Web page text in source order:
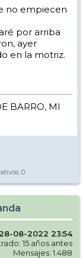
no empiecen
por arriba
ayer
en la motriz.
BARRO, MI
0
08-2022 23:54
15 años antes
Mensajes: 1.488